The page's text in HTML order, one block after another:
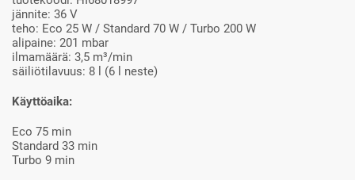
jännite: 36 V
teho: Eco 25 W / Standard 70 W / Turbo 200 W
alipaine: 201 mbar
ilmamäärä: 3,5 m³/min
säiliötilavuus: 8 l (6 l neste)
Käyttöaika:
Eco 75 min
Standard 33 min
Turbo 9 min